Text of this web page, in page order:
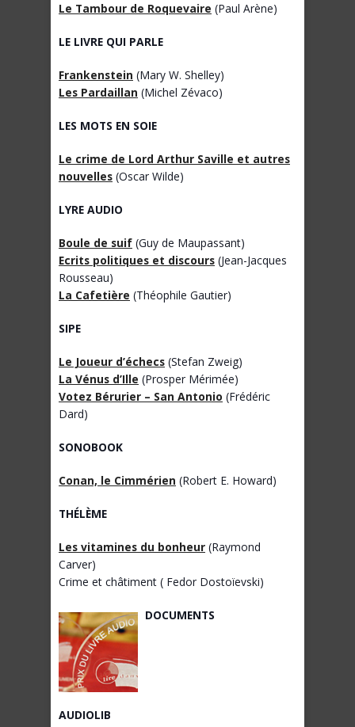
Le Tambour de Roquevaire (Paul Arène)
LE LIVRE QUI PARLE
Frankenstein (Mary W. Shelley)
Les Pardaillan (Michel Zévaco)
LES MOTS EN SOIE
Le crime de Lord Arthur Saville et autres
nouvelles (Oscar Wilde)
LYRE AUDIO
Boule de suif (Guy de Maupassant)
Ecrits politiques et discours (Jean-Jacques
Rousseau)
La Cafetière (Théophile Gautier)
SIPE
Le Joueur d’échecs (Stefan Zweig)
La Vénus d’Ille (Prosper Mérimée)
Votez Bérurier – San Antonio (Frédéric
Dard)
SONOBOOK
Conan, le Cimmérien (Robert E. Howard)
THÉLÈME
Les vitamines du bonheur (Raymond
Carver)
Crime et châtiment ( Fedor Dostoïevski)
DOCUMENTS
AUDIOLIB